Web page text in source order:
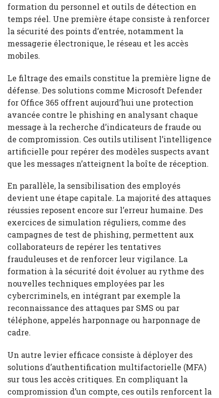
formation du personnel et outils de détection en
temps réel. Une première étape consiste à renforcer
la sécurité des points d’entrée, notamment la
messagerie électronique, le réseau et les accès
mobiles.
Le filtrage des emails constitue la première ligne de
défense. Des solutions comme Microsoft Defender
for Office 365 offrent aujourd’hui une protection
avancée contre le phishing en analysant chaque
message à la recherche d’indicateurs de fraude ou
de compromission. Ces outils utilisent l’intelligence
artificielle pour repérer des modèles suspects avant
que les messages n’atteignent la boîte de réception.
En parallèle, la sensibilisation des employés
devient une étape capitale. La majorité des attaques
réussies reposent encore sur l’erreur humaine. Des
exercices de simulation réguliers, comme des
campagnes de test de phishing, permettent aux
collaborateurs de repérer les tentatives
frauduleuses et de renforcer leur vigilance. La
formation à la sécurité doit évoluer au rythme des
nouvelles techniques employées par les
cybercriminels, en intégrant par exemple la
reconnaissance des attaques par SMS ou par
téléphone, appelés harponnage ou harponnage de
cadre.
Un autre levier efficace consiste à déployer des
solutions d’authentification multifactorielle (MFA)
sur tous les accès critiques. En compliquant la
compromission d’un compte, ces outils renforcent la